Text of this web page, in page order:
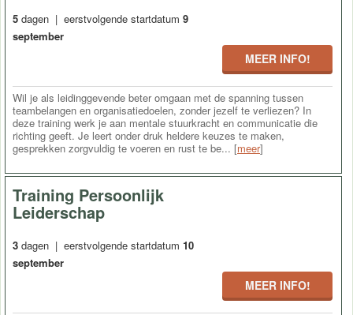
5 dagen | eerstvolgende startdatum 9
september
MEER INFO!
Wil je als leidinggevende beter omgaan met de spanning tussen
teambelangen en organisatiedoelen, zonder jezelf te verliezen? In
deze training werk je aan mentale stuurkracht en communicatie die
richting geeft. Je leert onder druk heldere keuzes te maken,
gesprekken zorgvuldig te voeren en rust te be... [meer]
Training Persoonlijk
Leiderschap
3 dagen | eerstvolgende startdatum 10
september
MEER INFO!